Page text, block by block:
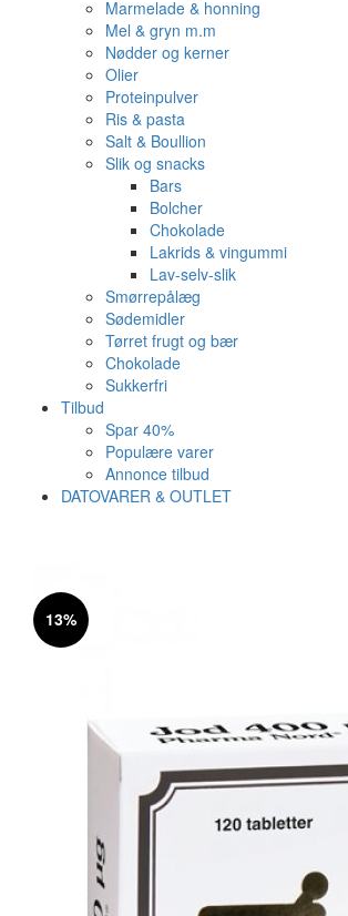
Marmelade & honning
Mel & gryn m.m
Nødder og kerner
Olier
Proteinpulver
Ris & pasta
Salt & Boullion
Slik og snacks
Bars
Bolcher
Chokolade
Lakrids & vingummi
Lav-selv-slik
Smørrepålæg
Sødemidler
Tørret frugt og bær
Chokolade
Sukkerfri
Tilbud
Spar 40%
Populære varer
Annonce tilbud
DATOVARER & OUTLET
Varen er nu i kurven ✔
Vi anbefaler dig disse
13%